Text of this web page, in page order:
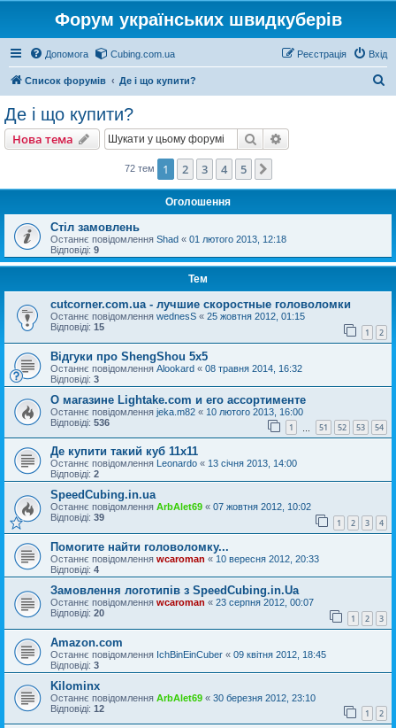
Форум українських швидкуберів
Допомога Cubing.com.ua Вхід
Реєстрація
Список форумів Де і що купити?
Де і що купити?
Нова тема Пошук
72 тем 1 2 3 4 5
Оголошення
Стіл замовлень
Останнє повідомлення Shad « 01 лютого 2013, 12:18
Відповіді: 9
Тем
cutcorner.com.ua - лучшие скоростные головоломки
Останнє повідомлення wednesS « 25 жовтня 2012, 01:15
Відповіді: 15 1 2
Відгуки про ShengShou 5x5
Останнє повідомлення Alookard « 08 травня 2014, 16:32
Відповіді: 3
О магазине Lightake.com и его ассортименте
Останнє повідомлення jeka.m82 « 10 лютого 2013, 16:00
Відповіді: 536 1 51 52 53 54
Де купити такий куб 11x11
Останнє повідомлення Leonardo « 13 січня 2013, 14:00
Відповіді: 2
SpeedCubing.in.ua
Останнє повідомлення ArbAlet69 « 07 жовтня 2012, 10:02
Відповіді: 39 1 2 3 4
Помогите найти головоломку...
Останнє повідомлення wcaroman « 10 вересня 2012, 20:33
Відповіді: 4
Замовлення логотипів з SpeedCubing.in.Ua
Останнє повідомлення wcaroman « 23 серпня 2012, 00:07
Відповіді: 20 1 2 3
Amazon.com
Останнє повідомлення IchBinEinCuber « 09 квітня 2012, 18:45
Відповіді: 3
Kilominx
Останнє повідомлення ArbAlet69 « 30 березня 2012, 23:10
Відповіді: 12 1 2